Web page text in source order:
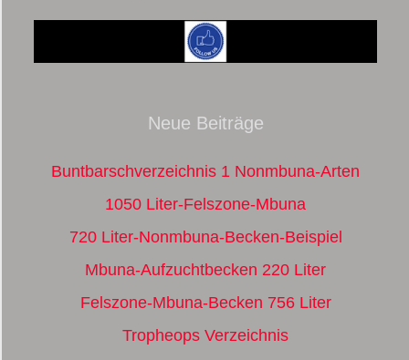
Neue Beiträge
Buntbarschverzeichnis 1 Nonmbuna-Arten
1050 Liter-Felszone-Mbuna
720 Liter-Nonmbuna-Becken-Beispiel
Mbuna-Aufzuchtbecken 220 Liter
Felszone-Mbuna-Becken 756 Liter
Tropheops Verzeichnis